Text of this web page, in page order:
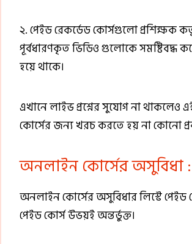
২. পেইড রেকর্ডেড কোর্সগুলো প্রশিক্ষক
পূর্বধারণকৃত ভিডিও গুলোকে সমষ্টিবদ্ধ
হয়ে থাকে।
এখানে লাইভ প্রশ্নের সুযোগ না থাকলেও
কোর্সের জন্য খরচ করতে হয় না কোনো
অনলাইন কোর্সের অসুবিধা :
অনলাইন কোর্সের অসুবিধার লিস্টে পেইড
পেইড কোর্স উভয়ই অন্তর্ভুক্ত।